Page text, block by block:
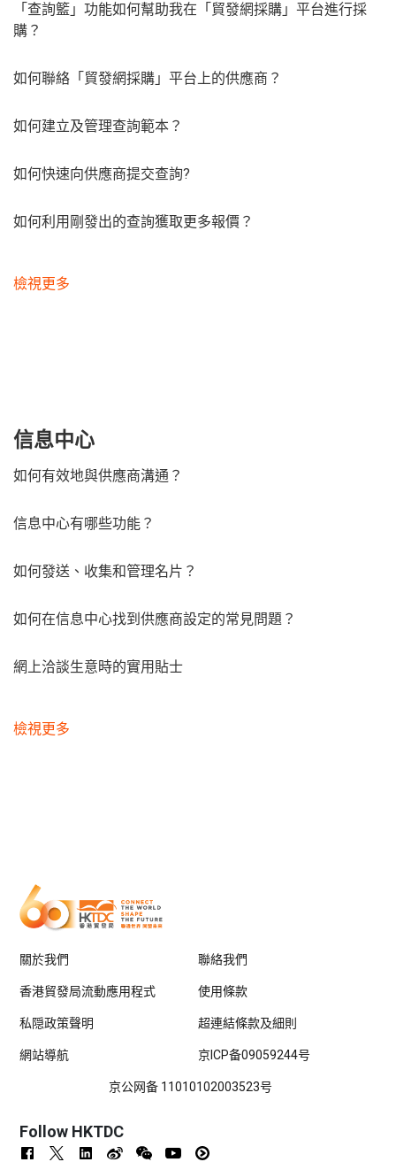
「查詢籃」功能如何幫助我在「貿發網採購」平台進行採
購？
如何聯絡「貿發網採購」平台上的供應商？
如何建立及管理查詢範本？
如何快速向供應商提交查詢?
如何利用剛發出的查詢獲取更多報價？
檢視更多
信息中心
如何有效地與供應商溝通？
信息中心有哪些功能？
如何發送、收集和管理名片？
如何在信息中心找到供應商設定的常見問題？
網上洽談生意時的實用貼士
檢視更多
關於我們 聯絡我們
香港貿發局流動應用程式 使用條款
私隠政策聲明 超連結條款及細則
網站導航 京ICP备09059244号
京公网备 11010102003523号
Follow HKTDC